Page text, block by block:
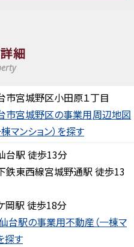
細
市宮城野区小田原１丁目
周辺地図
市宮城野区の事業用
マンション）を探す
台駅 徒歩13分
鉄東西線宮城野通駅 徒歩13
岡駅 徒歩18分
台駅の事業用不動産（一棟マ
探す